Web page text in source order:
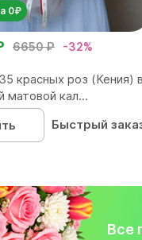
0₽
6650 ₽ -32%
красных роз (Кения) в
матовой кал...
Быстрый
Все